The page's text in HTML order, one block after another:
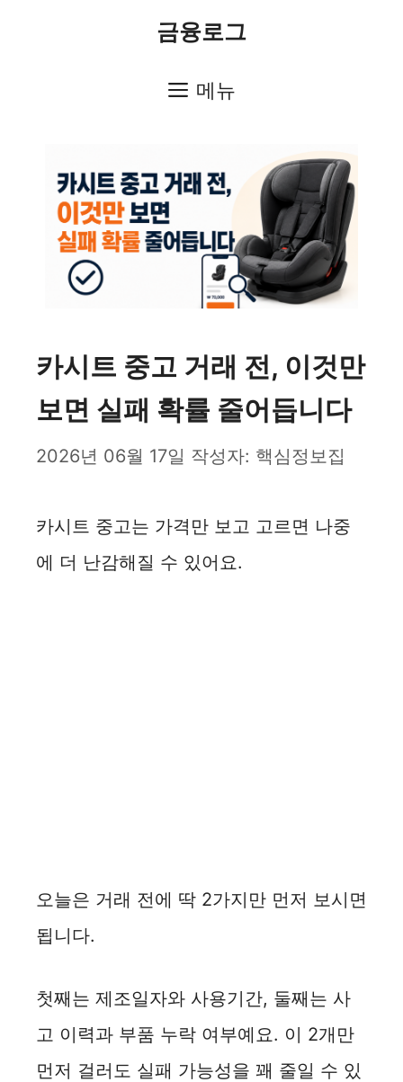
금융로그
메뉴
카시트 중고 거래 전, 이것만
보면 실패 확률 줄어듭니다
2026년 06월 17일 작성자: 핵심정보집
카시트 중고는 가격만 보고 고르면 나중
에 더 난감해질 수 있어요.
오늘은 거래 전에 딱 2가지만 먼저 보시면
됩니다.
첫째는 제조일자와 사용기간, 둘째는 사
고 이력과 부품 누락 여부예요. 이 2개만
먼저 걸러도 실패 가능성을 꽤 줄일 수 있